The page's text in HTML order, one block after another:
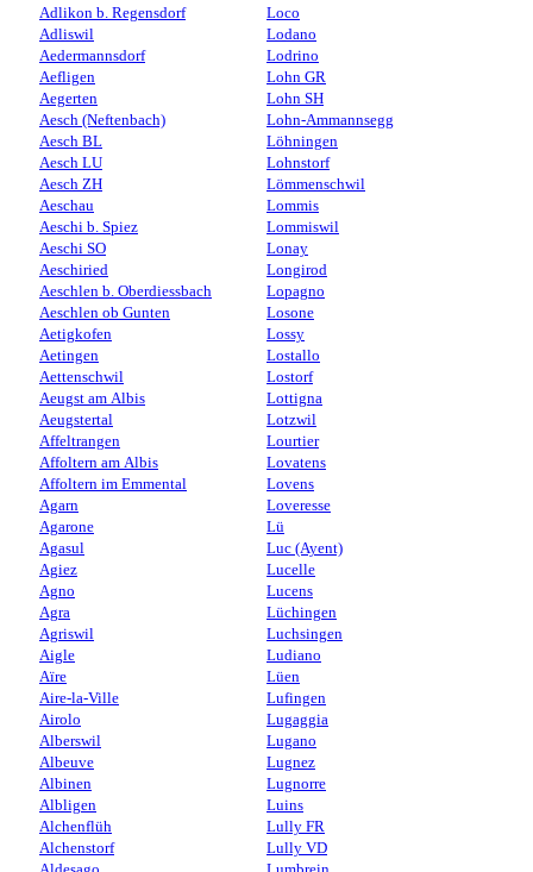
Adlikon b. Regensdorf
Adliswil
Aedermannsdorf
Aefligen
Aegerten
Aesch (Neftenbach)
Aesch BL
Aesch LU
Aesch ZH
Aeschau
Aeschi b. Spiez
Aeschi SO
Aeschiried
Aeschlen b. Oberdiessbach
Aeschlen ob Gunten
Aetigkofen
Aetingen
Aettenschwil
Aeugst am Albis
Aeugstertal
Affeltrangen
Affoltern am Albis
Affoltern im Emmental
Agarn
Agarone
Agasul
Agiez
Agno
Agra
Agriswil
Aigle
Aïre
Aire-la-Ville
Airolo
Alberswil
Albeuve
Albinen
Albligen
Alchenflüh
Alchenstorf
Loco
Lodano
Lodrino
Lohn GR
Lohn SH
Lohn-Ammannsegg
Löhningen
Lohnstorf
Lömmenschwil
Lommis
Lommiswil
Lonay
Longirod
Lopagno
Losone
Lossy
Lostallo
Lostorf
Lottigna
Lotzwil
Lourtier
Lovatens
Lovens
Loveresse
Lü
Luc (Ayent)
Lucelle
Lucens
Lüchingen
Luchsingen
Ludiano
Lüen
Lufingen
Lugaggia
Lugano
Lugnez
Lugnorre
Luins
Lully FR
Lully VD